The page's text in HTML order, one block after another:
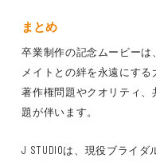
まとめ
卒業制作の記念ムービーは
メイトとの絆を永遠にす
著作権問題やクオリティ
題が伴います。
J STUDIOは、現役ブライ